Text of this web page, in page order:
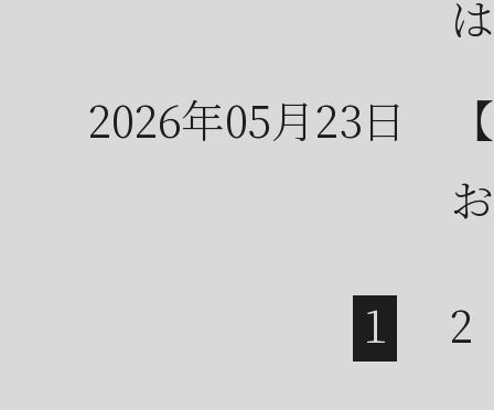
2026年05月23日